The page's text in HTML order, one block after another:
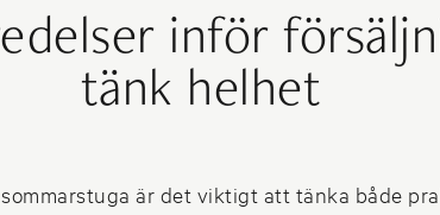
inför
tänk helhet
är det viktigt att tänka både